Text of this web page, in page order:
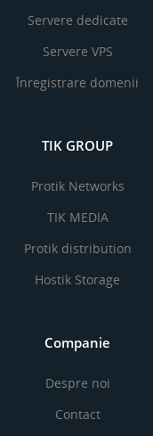
Servere dedicate
Servere VPS
Înregistrare domenii
TIK GROUP
Protik Networks
TIK MEDIA
Protik distribution
Hostik Storage
Companie
Despre noi
Contact